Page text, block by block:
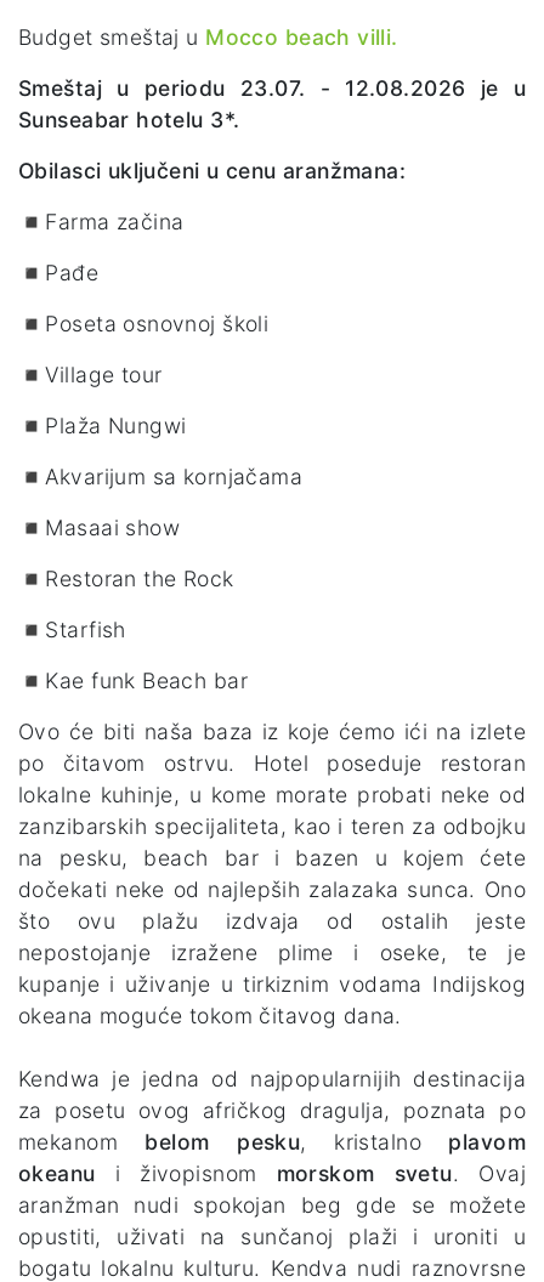
Budget smeštaj u Mocco beach villi.
Smeštaj u periodu 23.07. - 12.08.2026 je u
Sunseabar hotelu 3*.
Obilasci uključeni u cenu aranžmana:
◾Farma začina
◾Pađe
◾Poseta osnovnoj školi
◾Village tour
◾Plaža Nungwi
◾Akvarijum sa kornjačama
◾Masaai show
◾Restoran the Rock
◾Starfish
◾Kae funk Beach bar
Ovo će biti naša baza iz koje ćemo ići na izlete
po čitavom ostrvu. Hotel poseduje restoran
lokalne kuhinje, u kome morate probati neke od
zanzibarskih specijaliteta, kao i teren za odbojku
na pesku, beach bar i bazen u kojem ćete
dočekati neke od najlepših zalazaka sunca. Ono
što ovu plažu izdvaja od ostalih jeste
nepostojanje izražene plime i oseke, te je
kupanje i uživanje u tirkiznim vodama Indijskog
okeana moguće tokom čitavog dana.
Kendwa je jedna od najpopularnijih destinacija
za posetu ovog afričkog dragulja, poznata po
mekanom belom pesku, kristalno plavom
okeanu i živopisnom morskom svetu. Ovaj
aranžman nudi spokojan beg gde se možete
opustiti, uživati na sunčanoj plaži i uroniti u
bogatu lokalnu kulturu. Kendva nudi raznovrsne